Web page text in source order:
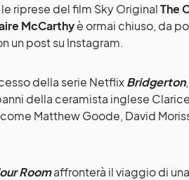
riprese del film Sky OriginalThe
McCarthyè ormai chiuso, da
un post su Instagram.
della serie NetflixBridgerton
della ceramista inglese
Matthew Goode, David
Roomaffronterà il viaggio di